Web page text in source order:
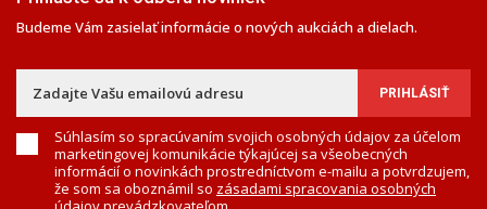
Budeme Vám zasielať informácie o nových aukciách a dielach.
Súhlasím so spracúvaním svojich osobných údajov za účelom
marketingovej komunikácie týkajúcej sa všeobecných
informácií o novinkách prostredníctvom e-mailu a potvrdzujem,
že som sa oboznámil so zásadami spracovania osobných